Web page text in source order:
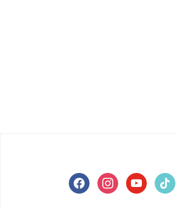
facebookinstagramyoutubetiktok